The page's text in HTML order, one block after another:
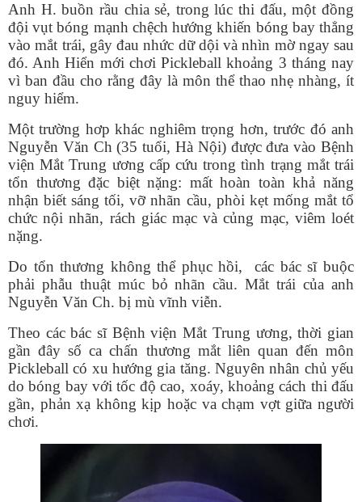
Anh H. buồn rầu chia sẻ, trong lúc thi đấu, một đồng
đội vụt bóng mạnh chệch hướng khiến bóng bay thẳng
vào mắt trái, gây đau nhức dữ dội và nhìn mờ ngay sau
đó. Anh Hiển mới chơi Pickleball khoảng 3 tháng nay
vì ban đầu cho rằng đây là môn thể thao nhẹ nhàng, ít
nguy hiểm.
Một trường hơp khác nghiêm trọng hơn, trước đó anh
Nguyễn Văn Ch (35 tuổi, Hà Nội) được đưa vào Bệnh
viện Mắt Trung ương cấp cứu trong tình trạng mắt trái
tổn thương đặc biệt nặng: mất hoàn toàn khả năng
nhận biết sáng tối, vỡ nhãn cầu, phòi kẹt mống mắt tổ
chức nội nhãn, rách giác mạc và củng mạc, viêm loét
nặng.
Do tổn thương không thể phục hồi, các bác sĩ buộc
phải phẫu thuật múc bỏ nhãn cầu. Mắt trái của anh
Nguyễn Văn Ch. bị mù vĩnh viễn.
Theo các bác sĩ Bệnh viện Mắt Trung ương, thời gian
gần đây số ca chấn thương mắt liên quan đến môn
Pickleball có xu hướng gia tăng. Nguyên nhân chủ yếu
do bóng bay với tốc độ cao, xoáy, khoảng cách thi đấu
gần, phản xạ không kịp hoặc va chạm vợt giữa người
chơi.